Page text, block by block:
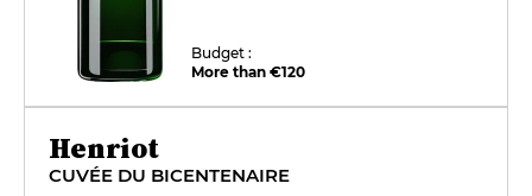
Budget :
More than €120
Henriot
CUVÉE DU BICENTENAIRE